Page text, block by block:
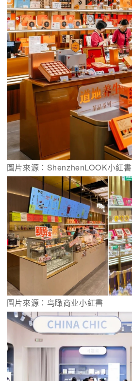
圖片來源：ShenzhenLOOK小紅書
圖片來源：鸟瞰商业小紅書